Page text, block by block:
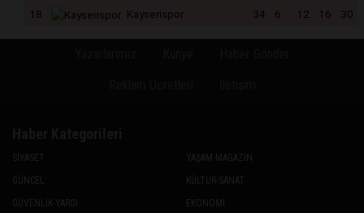
18
Kayserispor 34 6 12 16 30
SİYASET
GÜNCEL
GÜVENLİK-YARGI
YAŞAM-MAGAZİN
KÜLTÜR-SANAT
EKONOMİ